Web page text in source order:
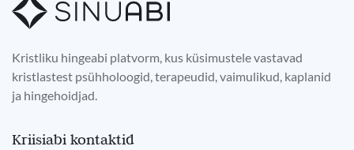
Kristliku hingeabi platvorm, kus küsimustele vastavad
kristlastest psühholoogid, terapeudid, vaimulikud, kaplanid
ja hingehoidjad.
Kriisiabi kontaktid